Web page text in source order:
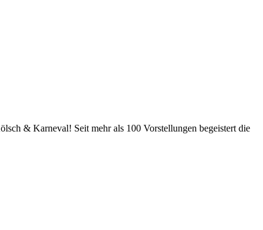
& Karneval! Seit mehr als 100 Vorstellungen begeistert die